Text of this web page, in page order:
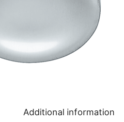
Additional information